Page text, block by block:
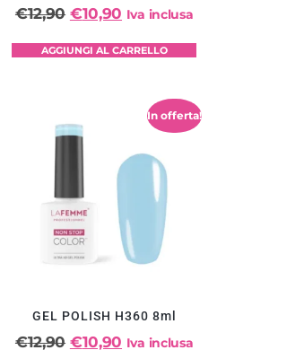
€12,90 €10,90 Iva inclusa
AGGIUNGI AL CARRELLO
In offerta!
GEL POLISH H360 8ml
€12,90 €10,90 Iva inclusa